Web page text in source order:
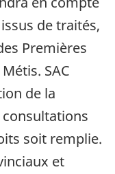
de traités,
Premières
SAC
de la
soit remplie.
et